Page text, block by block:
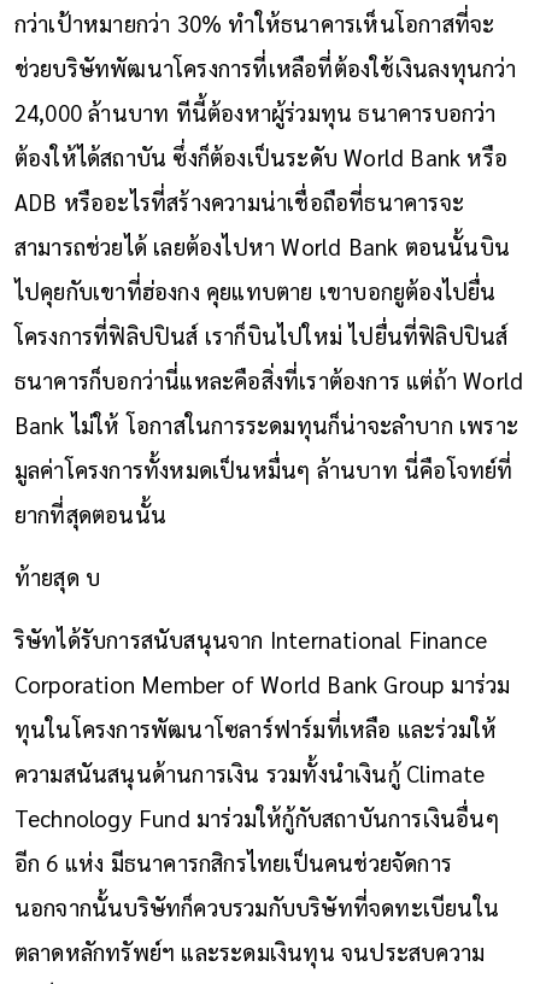
กว่าเป้าหมายกว่า 30% ทำให้ธนาคารเห็นโอกาสที่จะ
ช่วยบริษัทพัฒนาโครงการที่เหลือที่ต้องใช้เงินลงทุนกว่า
24,000 ล้านบาท ทีนี้ต้องหาผู้ร่วมทุน ธนาคารบอกว่า
ต้องให้ได้สถาบัน ซึ่งก็ต้องเป็นระดับ World Bank หรือ
ADB หรืออะไรที่สร้างความน่าเชื่อถือที่ธนาคารจะ
สามารถช่วยได้ เลยต้องไปหา World Bank ตอนนั้นบิน
ไปคุยกับเขาที่ฮ่องกง คุยแทบตาย เขาบอกยูต้องไปยื่น
โครงการที่ฟิลิปปินส์ เราก็บินไปใหม่ ไปยื่นที่ฟิลิปปินส์
ธนาคารก็บอกว่านี่แหละคือสิ่งที่เราต้องการ แต่ถ้า World
Bank ไม่ให้ โอกาสในการระดมทุนก็น่าจะลำบาก เพราะ
มูลค่าโครงการทั้งหมดเป็นหมื่นๆ ล้านบาท นี่คือโจทย์ที่
ยากที่สุดตอนนั้น
ท้ายสุด บ
ริษัทได้รับการสนับสนุนจาก International Finance
Corporation Member of World Bank Group มาร่วม
ทุนในโครงการพัฒนาโซลาร์ฟาร์มที่เหลือ และร่วมให้
ความสนันสนุนด้านการเงิน รวมทั้งนำเงินกู้ Climate
Technology Fund มาร่วมให้กู้กับสถาบันการเงินอื่นๆ
อีก 6 แห่ง มีธนาคารกสิกรไทยเป็นคนช่วยจัดการ
นอกจากนั้นบริษัทก็ควบรวมกับบริษัทที่จดทะเบียนใน
ตลาดหลักทรัพย์ฯ และระดมเงินทุน จนประสบความ